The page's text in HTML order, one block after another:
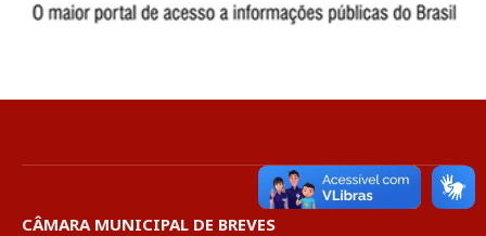
CÂMARA MUNICIPAL DE BREVES